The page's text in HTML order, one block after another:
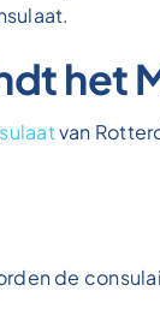
het
van
de